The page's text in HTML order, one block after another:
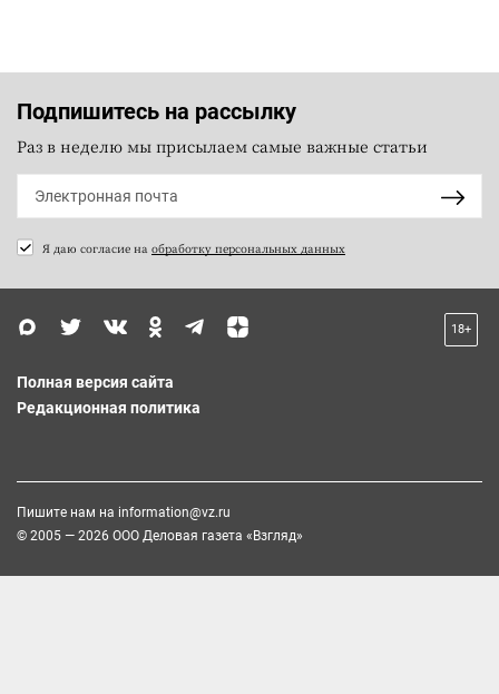
Подпишитесь на рассылку
Раз в неделю мы присылаем самые важные статьи
Я даю согласие на обработку персональных данных
18+
Полная версия сайта
Редакционная политика
Пишите нам на information@vz.ru
© 2005 — 2026 ООО Деловая газета «Взгляд»